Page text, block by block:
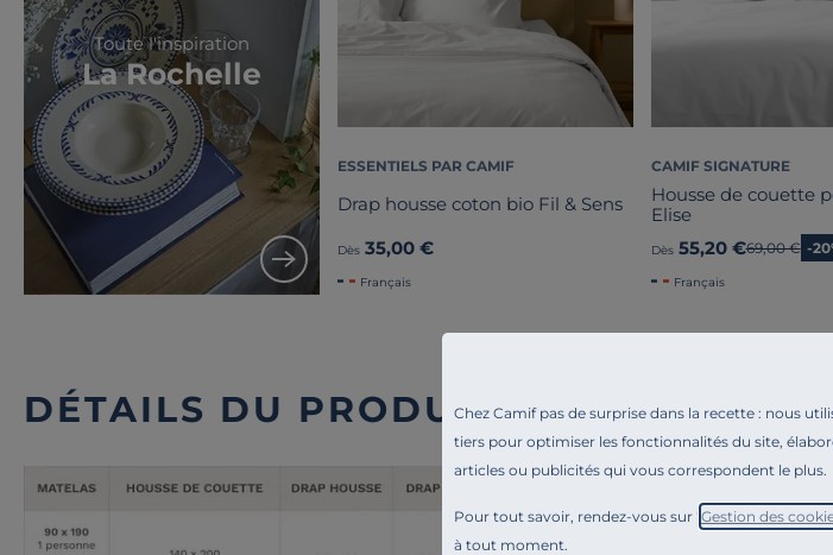
Chez Camif pas de surprise dans la recette : nous
tiers pour optimiser les fonctionnalités du site,
articles ou publicités qui vous correspondent le plus.
Pour tout savoir, rendez-vous sur " Gestion des
à tout moment.
Toute l'inspiration
La Rochelle
ESSENTIELS PAR CAMIF
Drap housse coton bio Fil & Sens
Dès 35,00 €
Français
CAMIF SIGNATURE
Housse de couette
Elise
Dès 55,20 €Ancien prix
69,00 € -
Français
DÉTAILS DU PRODUIT
Référence : 100336161980
Et si votre oreiller devenait
taie d’oreiller Élise,